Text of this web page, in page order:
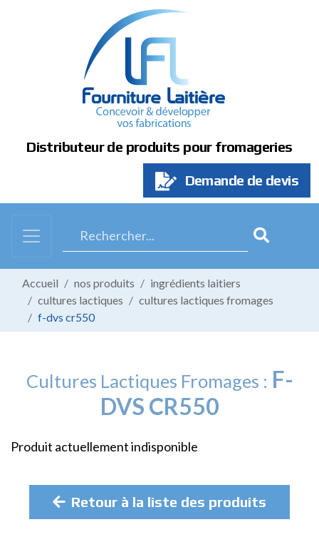
Distributeur de produits pour fromageries
Demande de devis
Accueil nos produits
ingrédients laitiers
cultures lactiques
cultures lactiques fromages
f-dvs cr550
Cultures Lactiques Fromages : F-
DVS CR550
Produit actuellement indisponible
Retour à la liste des produits
Panneau de gestion des cookies